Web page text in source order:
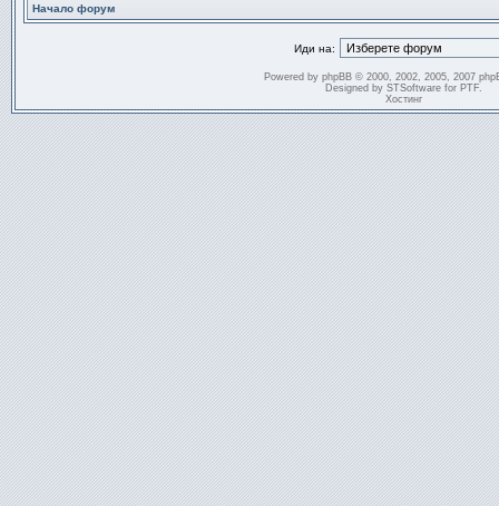
Начало форум
Иди на:
Powered by phpBB© 2000, 2002, 2005, 2007
Designed by STSoftwarefor PTF.
Хостинг